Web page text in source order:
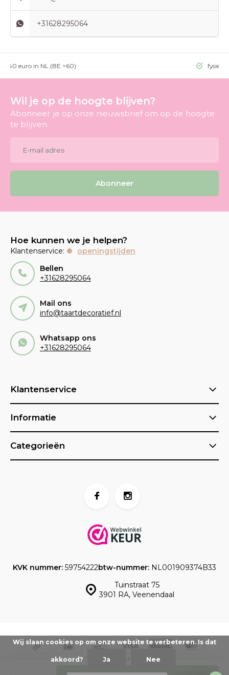
+31628295064
>40 euro in NL (BE >60) fysieke
Wil je op de hoogte blijven?
Abonneer je op onze nieuwsbrief om op de hoogte
te blijven.
Abonneer
Hoe kunnen we je helpen?
Klantenservice:
openingstijden
Bellen
+31628295064
Mail ons
info@taartdecoratief.nl
Whatsapp ons
+31628295064
Klantenservice
Informatie
Categorieën
Tuinstraat 75
3901 RA, Veenendaal
KVK nummer: 59754222btw-nummer: NL001909374B33
Wij slaan cookies op om onze website te verbeteren. Is dat
akkoord? Ja Nee